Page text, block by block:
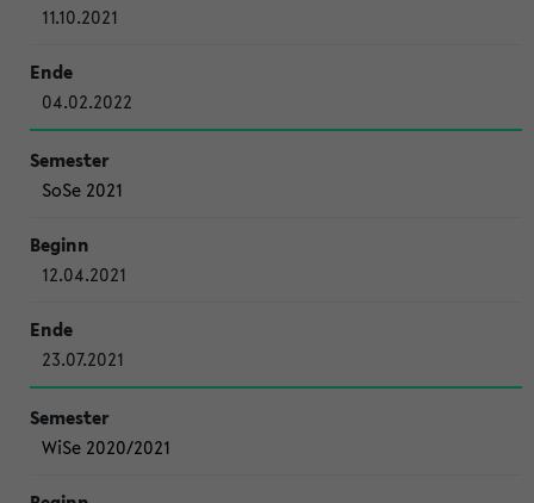
11.10.2021
04.02.2022
SoSe 2021
12.04.2021
23.07.2021
WiSe 2020/2021